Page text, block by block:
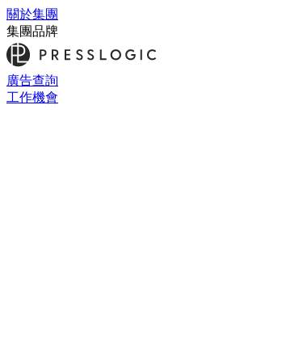
關於集團
集團品牌
廣告查詢
工作機會